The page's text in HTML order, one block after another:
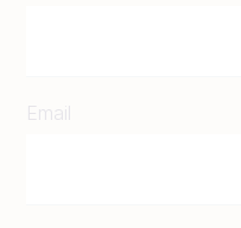
Email